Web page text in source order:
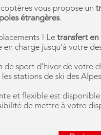
vous propose un
étrangères.
! Le transfert
en charge jusqu'à votre
de sport d'hiver de votre
stations de ski des
et flexible est
de mettre à votre